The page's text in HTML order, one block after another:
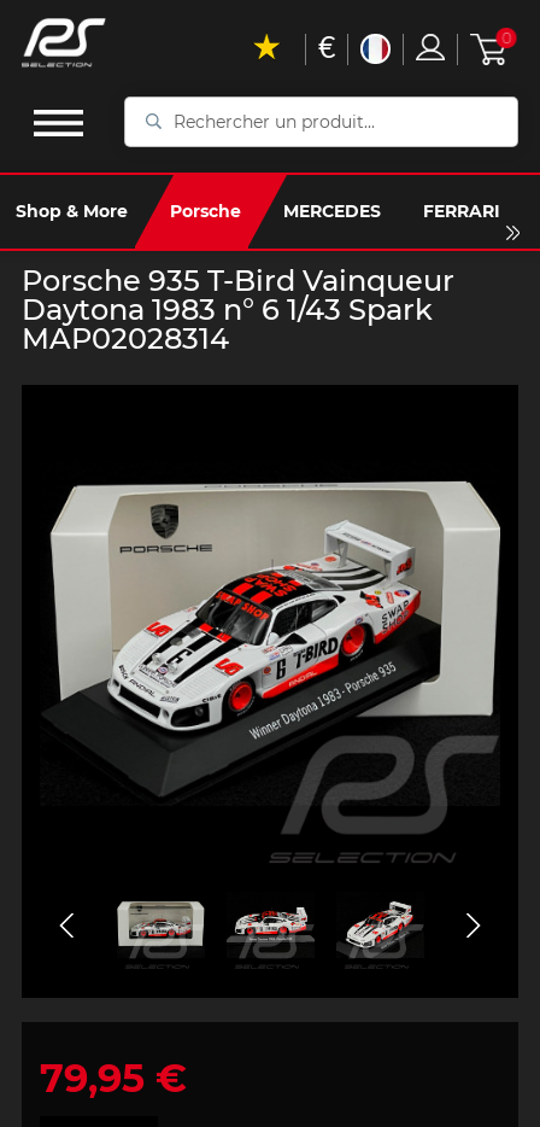
Rechercher
produit...
Shop & More Porsche MERCEDES FERRARI
€ 0
Porsche 935 T-Bird Vainqueur
Daytona 1983 n° 6 1/43 Spark
MAP02028314
79,95 €